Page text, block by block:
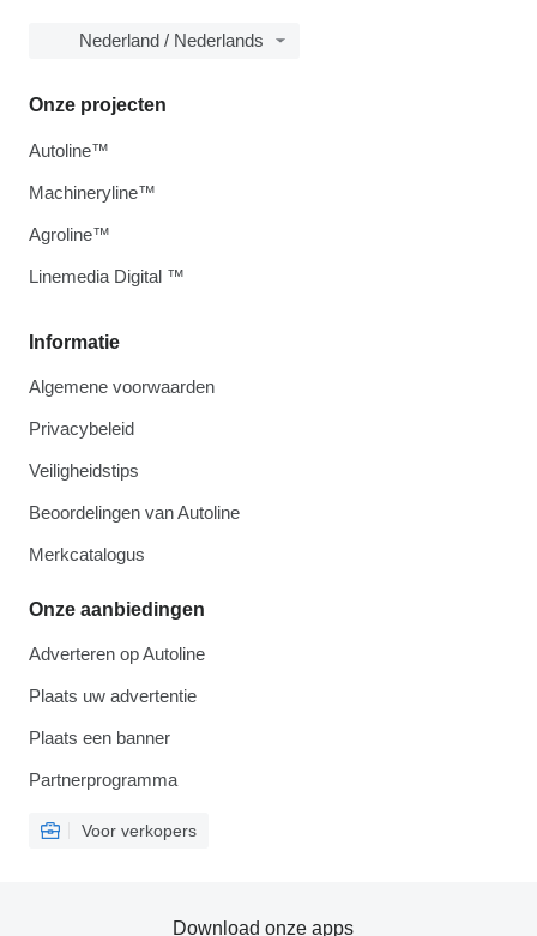
Nederland / Nederlands
Informatie
Algemene voorwaarden
Privacybeleid
Veiligheidstips
Beoordelingen van Autoline
Merkcatalogus
Onze aanbiedingen
Adverteren op Autoline
Plaats uw advertentie
Plaats een banner
Partnerprogramma
Voor verkopers
Onze projecten
Autoline™
Machineryline™
Agroline™
Linemedia Digital ™
Download onze apps